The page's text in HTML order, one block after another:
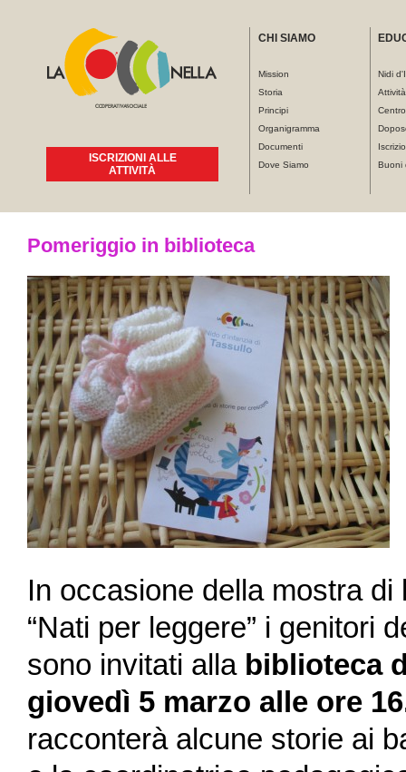
ISCRIZIONI ALLE
ATTIVITÀ
CHI SIAMO
Mission
Storia
Principi
Organigramma
Documenti
Dove Siamo
Nidi
Buoni
Tu sei qui
Pomeriggio in biblioteca
In occasione della mostra di
“Nati per leggere” i genitori
sono invitati alla biblioteca
giovedì 5 marzo alle ore
racconterà alcune storie ai